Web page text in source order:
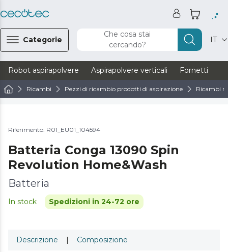
Categorie
Che cosa stai
cercando?
IT
Robot aspirapolvere Aspirapolvere verticali Fornetti
Ricambi Pezzi di ricambio prodotti di aspirazione Ricambi
Riferimento: R01_EU01_104594
Batteria Conga 13090 Spin
Revolution Home&Wash
Batteria
In stock Spedizioni in 24-72 ore
Descrizione | Composizione